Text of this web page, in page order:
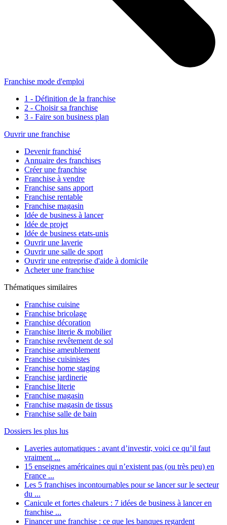
Franchise mode d'emploi
1 - Définition de la franchise
2 - Choisir sa franchise
3 - Faire son business plan
Ouvrir une franchise
Devenir franchisé
Annuaire des franchises
Créer une franchise
Franchise à vendre
Franchise sans apport
Franchise rentable
Franchise magasin
Idée de business à lancer
Idée de projet
Idée de business etats-unis
Ouvrir une laverie
Ouvrir une salle de sport
Ouvrir une entreprise d'aide à domicile
Acheter une franchise
Thématiques similaires
Franchise cuisine
Franchise bricolage
Franchise décoration
Franchise literie & mobilier
Franchise revêtement de sol
Franchise ameublement
Franchise cuisinistes
Franchise home staging
Franchise jardinerie
Franchise literie
Franchise magasin
Franchise magasin de tissus
Franchise salle de bain
Dossiers les plus lus
Laveries automatiques : avant d’investir, voici ce qu’il faut
vraiment ...
15 enseignes américaines qui n’existent pas (ou très peu) en
France ...
Les 5 franchises incontournables pour se lancer sur le secteur
du ...
Canicule et fortes chaleurs : 7 idées de business à lancer en
franchise ...
Financer une franchise : ce que les banques regardent